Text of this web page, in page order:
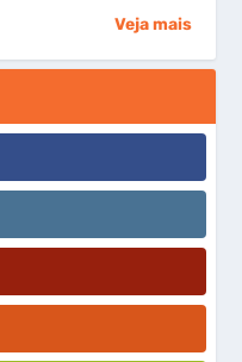
Veja mais